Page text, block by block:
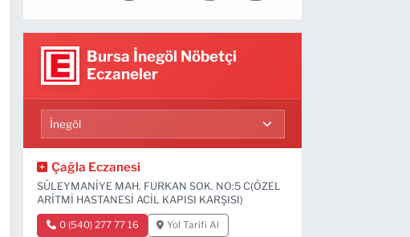
Bursa İnegöl Nöbetçi
Eczaneler
Çağla Eczanesi
SÜLEYMANİYE MAH. FURKAN SOK. NO:5 C(ÖZEL
ARİTMİ HASTANESİ ACİL KAPISI KARŞISI)
0 (540) 277 77 16 Yol Tarifi Al